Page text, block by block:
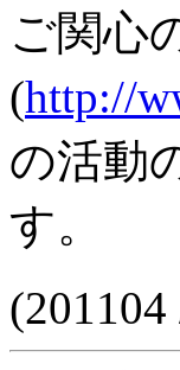
ご関心
(http://
の活動
す。